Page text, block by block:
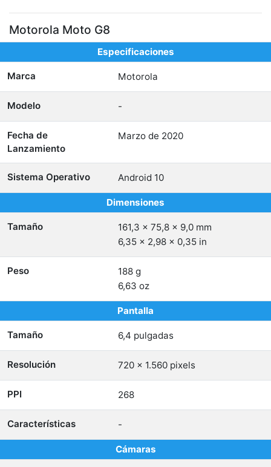
Motorola Moto G8
Especificaciones
Marca Motorola
Modelo -
Fecha de
Lanzamiento
Marzo de 2020
Sistema Operativo Android 10
Dimensiones
Tamaño
161,3 x 75,8 x 9,0 mm
6,35 x 2,98 x 0,35 in
Peso
188 g
6,63 oz
Pantalla
Tamaño 6,4 pulgadas
Resolución 720 x 1.560 pixels
PPI 268
Características -
Cámaras